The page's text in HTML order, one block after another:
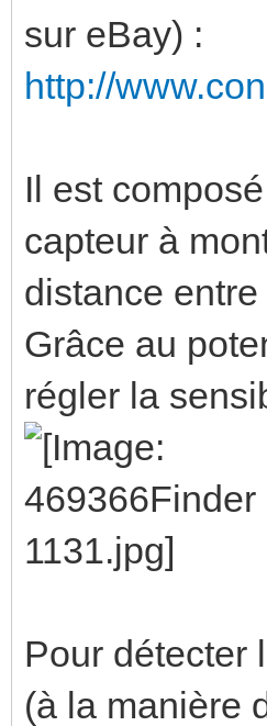
sur eBay) :
http://
Il est
capteur à
distance
Grâce au
régler la
Pour détecter
(à la manière